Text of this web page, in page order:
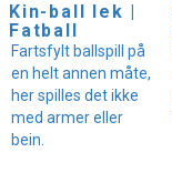
Kin-ball lek |
Fatball
Fartsfylt ballspill på
en helt annen måte,
her spilles det ikke
med armer eller
bein.